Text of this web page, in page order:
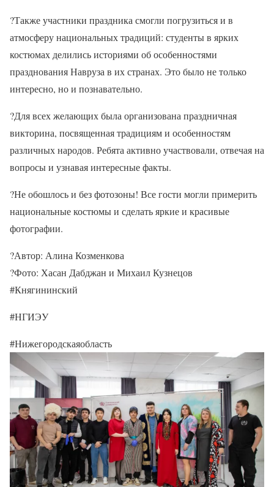
?Также участники праздника смогли погрузиться и в
атмосферу национальных традиций: студенты в ярких
костюмах делились историями об особенностями
празднования Навруза в их странах. Это было не только
интересно, но и познавательно.
?Для всех желающих была организована праздничная
викторина, посвященная традициям и особенностям
различных народов. Ребята активно участвовали, отвечая на
вопросы и узнавая интересные факты.
?Не обошлось и без фотозоны! Все гости могли примерить
национальные костюмы и сделать яркие и красивые
фотографии.
?Автор: Алина Козменкова
?Фото: Хасан Дабджан и Михаил Кузнецов
#Княгининский
#НГИЭУ
#Нижегородскаяобласть